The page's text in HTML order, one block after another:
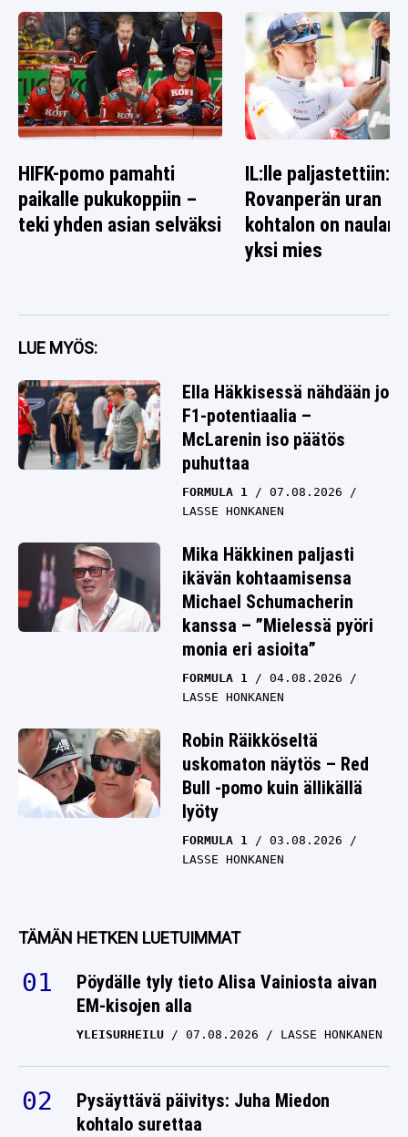
HIFK-pomo pamahti
paikalle pukukoppiin –
teki yhden asian selväksi
IL:lle paljastettiin:
Rovanperän uran
kohtalon on
yksi mies
LUE MYÖS:
Ella Häkkisessä nähdään jo
F1-potentiaalia –
McLarenin iso päätös
puhuttaa
FORMULA 1
07.08.2026
LASSE HONKANEN
Mika Häkkinen paljasti
ikävän kohtaamisensa
Michael Schumacherin
kanssa – ”Mielessä pyöri
monia eri asioita”
FORMULA 1
04.08.2026
LASSE HONKANEN
Robin Räikköseltä
uskomaton näytös – Red
Bull -pomo kuin ällikällä
lyöty
FORMULA 1
03.08.2026
LASSE HONKANEN
TÄMÄN HETKEN LUETUIMMAT
Pöydälle tyly tieto Alisa Vainiosta aivan
EM-kisojen alla
YLEISURHEILU 07.08.2026 LASSE HONKANEN
Pysäyttävä päivitys: Juha Miedon
kohtalo surettaa